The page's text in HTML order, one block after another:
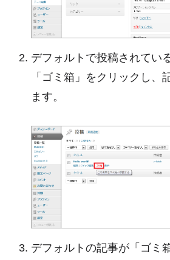
デフォルトで投稿されてい
「ゴミ箱」をクリックし、
ます。
デフォルトの記事が「ゴミ